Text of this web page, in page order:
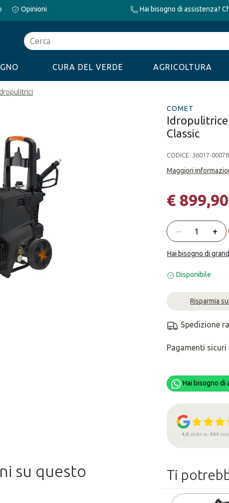
Opinioni Hai bisogno di assistenza?
Cerca
CURA DEL VERDE AGRICOLTURA
COMET
Idropulitrice
Classic
CODICE: 36017-00078
Maggiori
€ 899,90
Quantità
− +
Hai bisogno di
Disponibile
Risparmia
Spedizione
Pagamenti sicuri
Hai bisogno di
su questo
Ti